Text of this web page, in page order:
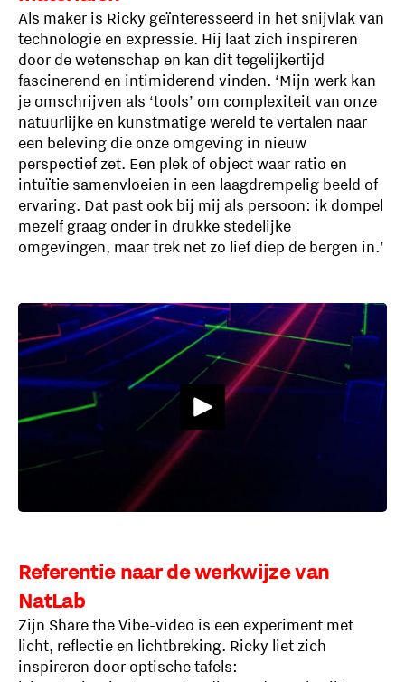
Als maker is Ricky geïnteresseerd in het snijvlak van
technologie en expressie. Hij laat zich inspireren
door de wetenschap en kan dit tegelijkertijd
fascinerend en intimiderend vinden. ‘Mijn werk kan
je omschrijven als ‘tools’ om complexiteit van onze
natuurlijke en kunstmatige wereld te vertalen naar
een beleving die onze omgeving in nieuw
perspectief zet. Een plek of object waar ratio en
intuïtie samenvloeien in een laagdrempelig beeld of
ervaring. Dat past ook bij mij als persoon: ik dompel
mezelf graag onder in drukke stedelijke
omgevingen, maar trek net zo lief diep de bergen in.’
Referentie naar de werkwijze van
NatLab
Zijn Share the Vibe-video is een experiment met
licht, reflectie en lichtbreking. Ricky liet zich
inspireren door optische tafels: